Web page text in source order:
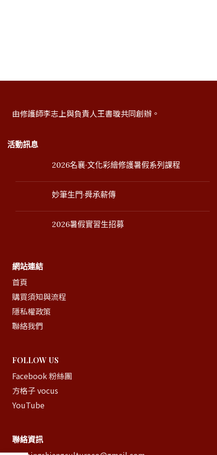
由修護師李志上與負責人王書璇共同創辦。
活動訊息
2026名襄·文化彩繪修護暑假系列課程
妙筆生門·舜承薪傳
2026暑假實習生招募
網站連結
首頁
購買須知與流程
隱私權政策
聯絡我們
FOLLOW US
Facebook 粉絲團
方格子 vocus
YouTube
聯絡資訊